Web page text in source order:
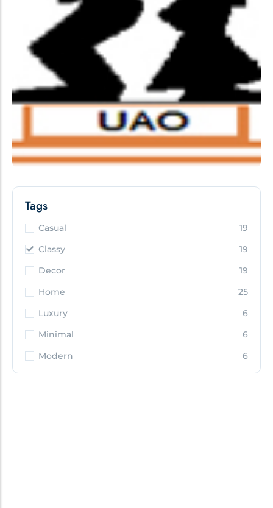
Tags
Casual
19
Classy
19
Decor
19
Home
25
Luxury
6
Minimal
6
Modern
6